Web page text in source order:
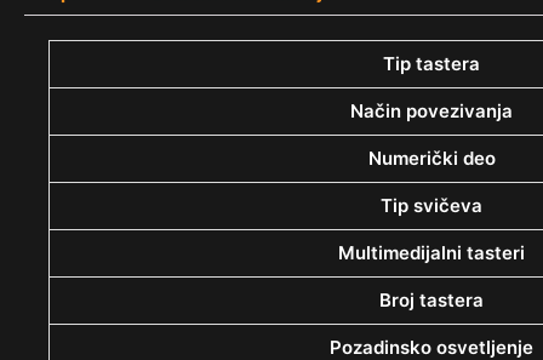
Tip tastera
Način povezivanja
Numerički deo
Tip svičeva
Multimedijalni tasteri
Broj tastera
Pozadinsko osvetljenje